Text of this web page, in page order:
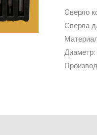
Сверло
Сверла
Диаметр: